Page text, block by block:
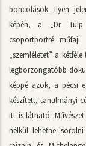
boncolások. Ilyen
képén, a „Dr.
csoportportré
„szemléletet” a
legborzongatóbb
képpé azok, a pécsi
készített, tanulmányi
itt is látható.
nélkül lehetne